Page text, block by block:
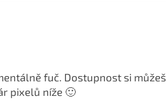
fuč. Dostupnost si můžeš
pixelů níže 🙂